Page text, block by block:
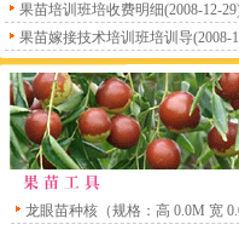
果苗培训班培收费明细(2008-12-
果苗嫁接技术培训班培训导(2008-
龙眼苗种核（规格：高 0.0M 宽